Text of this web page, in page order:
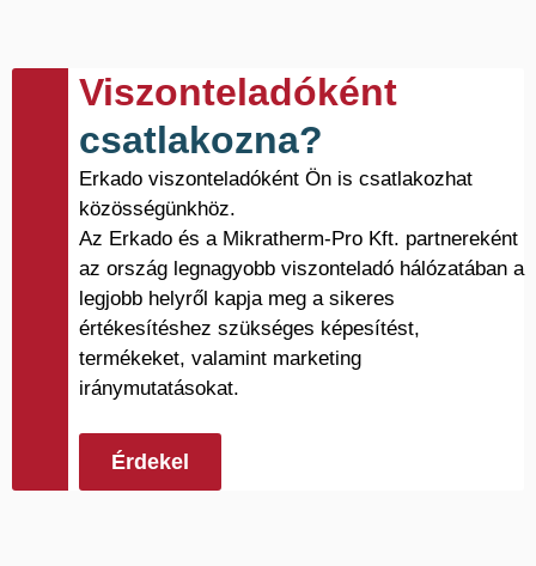
Viszonteladóként
csatlakozna?
Erkado viszonteladóként Ön is csatlakozhat
közösségünkhöz.
Az Erkado és a Mikratherm-Pro Kft. partnereként
az ország legnagyobb viszonteladó hálózatában a
legjobb helyről kapja meg a sikeres
értékesítéshez szükséges képesítést,
termékeket, valamint marketing
iránymutatásokat.
Érdekel